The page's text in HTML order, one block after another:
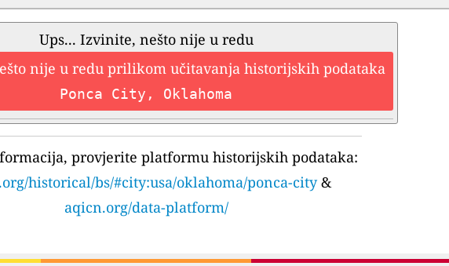
Ups... Izvinite, nešto nije u redu
nije u redu prilikom učitavanja historijskih podataka
Ponca City, Oklahoma
provjerite platformu historijskih podataka:
historical/bs/#city:usa/oklahoma/ponca-city&
aqicn.org/data-platform/